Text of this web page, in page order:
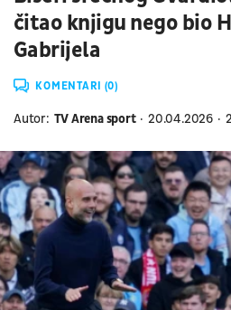
čitao knjigu nego bio
Gabrijela
KOMENTARI (0)
Autor: TV Arena sport 20.04.2026